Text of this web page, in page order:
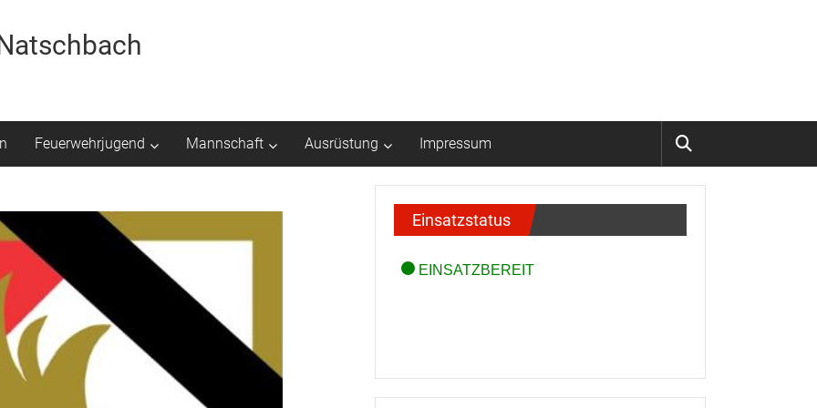
Feuerwehrjugend Mannschaft Ausrüstung Impressum
Einsatzstatus